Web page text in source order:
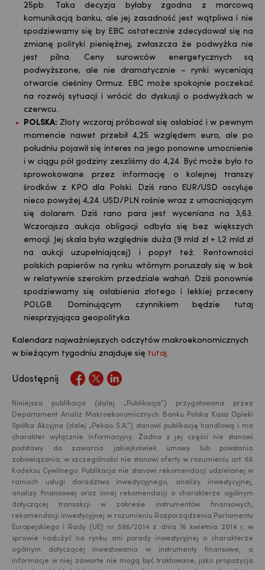
25pb. Taka decyzja byłaby zgodna z marcową
komunikacją banku, ale jej zasadność jest wątpliwa i nie
spodziewamy się by EBC ostatecznie zdecydował się na
zmianę polityki pieniężnej, zwłaszcza że podwyżka nie
jest pilna. Ceny surowców energetycznych są
podwyższone, ale nie dramatycznie – rynki wyceniają
otwarcie cieśniny Ormuz. EBC może spokojnie poczekać
na rozwój sytuacji i wrócić do dyskusji o podwyżkach w
czerwcu.
POLSKA: Złoty wczoraj próbował się osłabiać i w pewnym
momencie nawet przebił 4,25 względem euro, ale po
południu pojawił się interes na jego ponowne umocnienie
i w ciągu pół godziny zeszliśmy do 4,24. Być może było to
sprowokowane przez informację o kolejnej transzy
środków z KPO dla Polski. Dziś rano EUR/USD oscyluje
nieco powyżej 4,24. USD/PLN rośnie wraz z umacniającym
się dolarem. Dziś rano para jest wyceniana na 3,63.
Wczorajsza aukcja obligacji odbyła się bez większych
emocji. Jej skala była względnie duża (9 mld zł + 1,2 mld zł
na aukcji uzupełniającej) i popyt też. Rentowności
polskich papierów na rynku wtórnym poruszały się w bok
w relatywnie szerokim przedziale wahań. Dziś ponownie
spodziewamy się osłabienia złotego i lekkiej przeceny
POLGB. Dominującym czynnikiem będzie tutaj
niesprzyjająca geopolityka.
Kalendarz najważniejszych odczytów makroekonomicznych
w bieżącym tygodniu znajduje się tutaj.
Udostępnij
Niniejsza publikacja (dalej „Publikacja”) przygotowana przez
Departament Analiz Makroekonomicznych Banku Polska Kasa Opieki
Spółka Akcyjna (dalej „Pekao S.A.”) stanowi publikację handlową i ma
charakter wyłącznie informacyjny. Żadna z jej części nie stanowi
podstawy do zawarcia jakiejkolwiek umowy lub powstania
zobowiązania, w szczególności nie stanowi oferty w rozumieniu art. 66
Kodeksu Cywilnego. Publikacja nie stanowi rekomendacji udzielanej w
ramach usługi doradztwa inwestycyjnego, analizy inwestycyjnej,
analizy finansowej oraz innej rekomendacji o charakterze ogólnym
dotyczącej transakcji w zakresie instrumentów finansowych,
rekomendacji inwestycyjnej w rozumieniu Rozporządzenia Parlamentu
Europejskiego i Rady (UE) nr 596/2014 z dnia 16 kwietnia 2014 r, w
sprawie nadużyć na rynku ani porady inwestycyjnej o charakterze
ogólnym dotyczącej inwestowania w instrumenty finansowe, a
informacje w niej zawarte nie mogą być traktowane, jako propozycja
USD